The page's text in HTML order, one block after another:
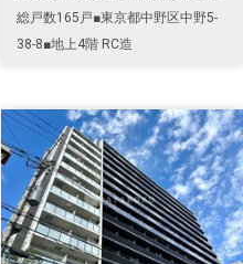
総戸数165戸■東京都中野区中野5-
38-8■地上4階 RC造